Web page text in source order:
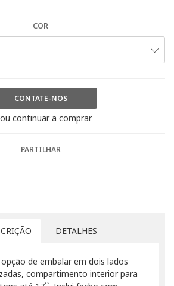
COR
CONTATE-NOS
continuar a comprar
PARTILHAR
DETALHES
de embalar em dois lados
compartimento interior para